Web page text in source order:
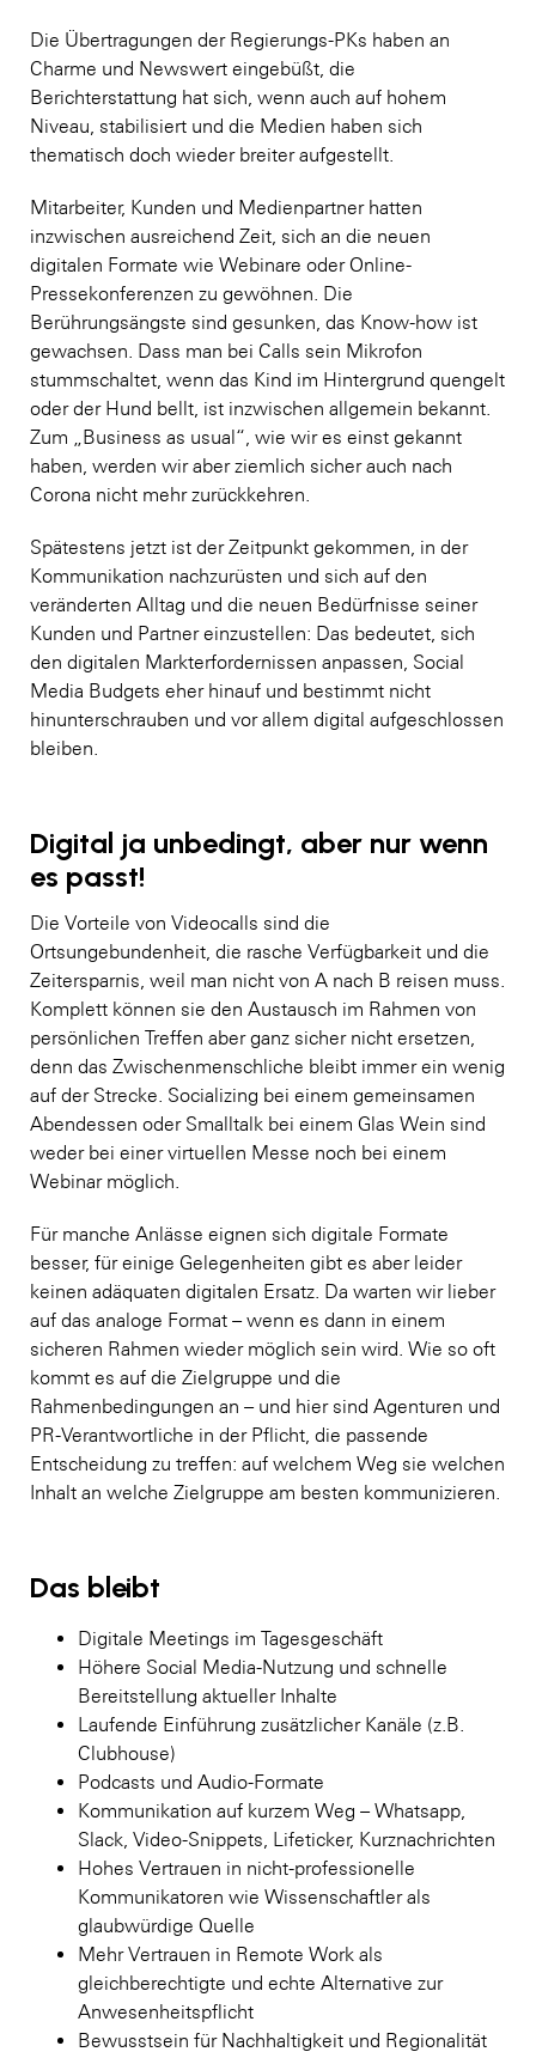
Die Übertragungen der Regierungs-PKs haben an
Charme und Newswert eingebüßt, die
Berichterstattung hat sich, wenn auch auf hohem
Niveau, stabilisiert und die Medien haben sich
thematisch doch wieder breiter aufgestellt.
Mitarbeiter, Kunden und Medienpartner hatten
inzwischen ausreichend Zeit, sich an die neuen
digitalen Formate wie Webinare oder Online-
Pressekonferenzen zu gewöhnen. Die
Berührungsängste sind gesunken, das Know-how ist
gewachsen. Dass man bei Calls sein Mikrofon
stummschaltet, wenn das Kind im Hintergrund quengelt
oder der Hund bellt, ist inzwischen allgemein bekannt.
Zum „Business as usual“, wie wir es einst gekannt
haben, werden wir aber ziemlich sicher auch nach
Corona nicht mehr zurückkehren.
Spätestens jetzt ist der Zeitpunkt gekommen, in der
Kommunikation nachzurüsten und sich auf den
veränderten Alltag und die neuen Bedürfnisse seiner
Kunden und Partner einzustellen: Das bedeutet, sich
den digitalen Markterfordernissen anpassen, Social
Media Budgets eher hinauf und bestimmt nicht
hinunterschrauben und vor allem digital aufgeschlossen
bleiben.
Digital ja unbedingt, aber nur wenn
es passt!
Die Vorteile von Videocalls sind die
Ortsungebundenheit, die rasche Verfügbarkeit und die
Zeitersparnis, weil man nicht von A nach B reisen muss.
Komplett können sie den Austausch im Rahmen von
persönlichen Treffen aber ganz sicher nicht ersetzen,
denn das Zwischenmenschliche bleibt immer ein wenig
auf der Strecke. Socializing bei einem gemeinsamen
Abendessen oder Smalltalk bei einem Glas Wein sind
weder bei einer virtuellen Messe noch bei einem
Webinar möglich.
Für manche Anlässe eignen sich digitale Formate
besser, für einige Gelegenheiten gibt es aber leider
keinen adäquaten digitalen Ersatz. Da warten wir lieber
auf das analoge Format – wenn es dann in einem
sicheren Rahmen wieder möglich sein wird. Wie so oft
kommt es auf die Zielgruppe und die
Rahmenbedingungen an – und hier sind Agenturen und
PR-Verantwortliche in der Pflicht, die passende
Entscheidung zu treffen: auf welchem Weg sie welchen
Inhalt an welche Zielgruppe am besten kommunizieren.
Das bleibt
Digitale Meetings im Tagesgeschäft
Höhere Social Media-Nutzung und schnelle
Bereitstellung aktueller Inhalte
Laufende Einführung zusätzlicher Kanäle (z.B.
Clubhouse)
Podcasts und Audio-Formate
Kommunikation auf kurzem Weg – Whatsapp,
Slack, Video-Snippets, Lifeticker, Kurznachrichten
Hohes Vertrauen in nicht-professionelle
Kommunikatoren wie Wissenschaftler als
glaubwürdige Quelle
Mehr Vertrauen in Remote Work als
gleichberechtigte und echte Alternative zur
Anwesenheitspflicht
Bewusstsein für Nachhaltigkeit und Regionalität